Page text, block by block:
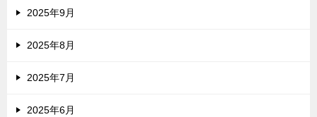
2025年9月
2025年8月
2025年7月
2025年6月